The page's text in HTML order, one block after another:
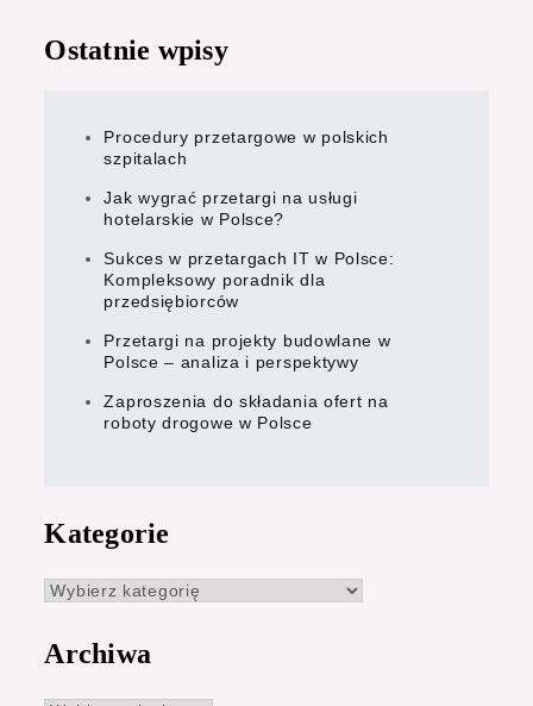
Ostatnie wpisy
Procedury przetargowe w polskich
szpitalach
Jak wygrać przetargi na usługi
hotelarskie w Polsce?
Sukces w przetargach IT w Polsce:
Kompleksowy poradnik dla
przedsiębiorców
Przetargi na projekty budowlane w
Polsce – analiza i perspektywy
Zaproszenia do składania ofert na
roboty drogowe w Polsce
Kategorie
Kategorie
Archiwa